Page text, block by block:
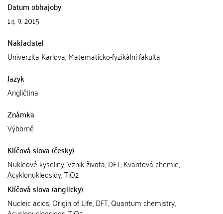
Datum obhajoby
14. 9. 2015
Nakladatel
Univerzita Karlova, Matematicko-fyzikální fakulta
Jazyk
Angličtina
Známka
Výborně
Klíčová slova (česky)
Nukleové kyseliny, Vznik života, DFT, Kvantová chemie,
Acyklonukleosidy, TiO2
Klíčová slova (anglicky)
Nucleic acids, Origin of Life, DFT, Quantum chemistry,